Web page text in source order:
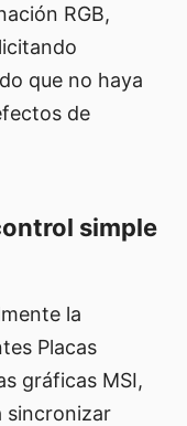
RGB,
que no haya
de
simple
la
Placas
gráficas MSI,
sincronizar